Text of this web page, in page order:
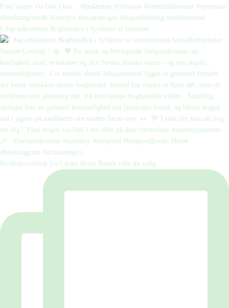
I dag udkommer Boghandlen i fyrtårnet af internati
Hvilken cowboy fra Lucky River Ranch ville du vælg